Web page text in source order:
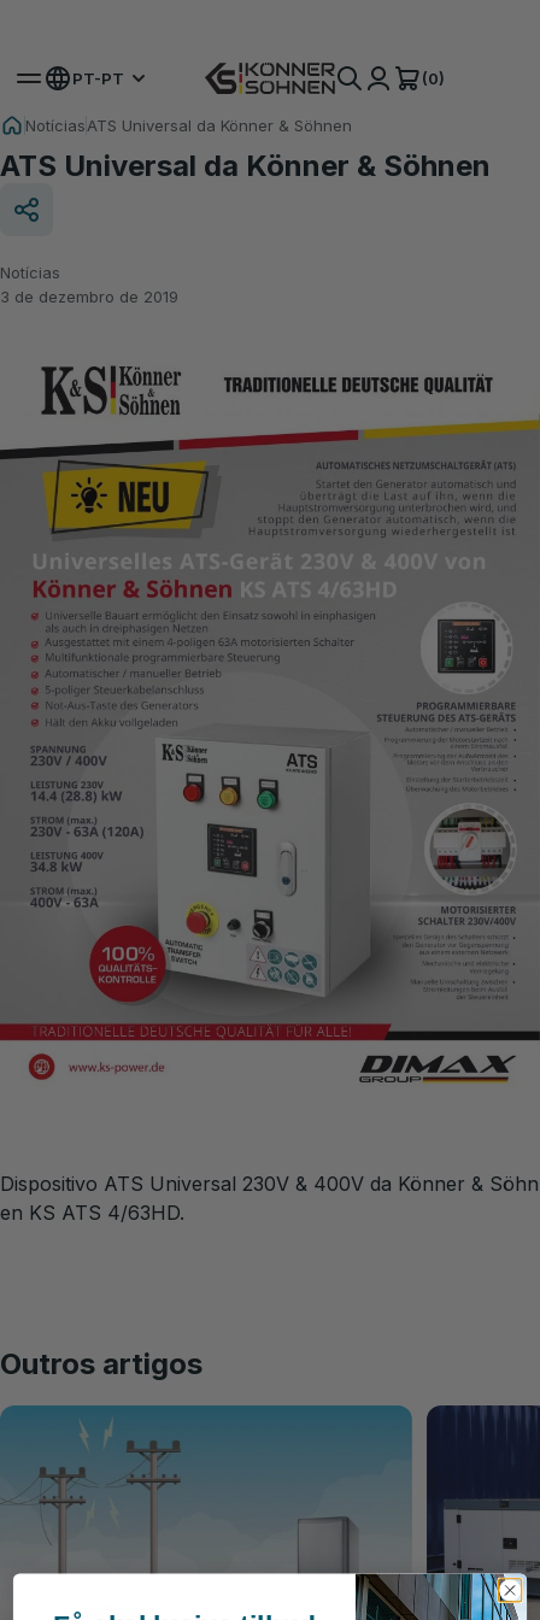
PT-PT (0)
NotíciasATS Universal da Könner & Söhnen
ATS Universal da Könner & Söhnen
Notícias
3 de dezembro de 2019
Dispositivo ATS Universal 230V & 400V da Könner & Söhn
en KS ATS 4/63HD.
Outros artigos